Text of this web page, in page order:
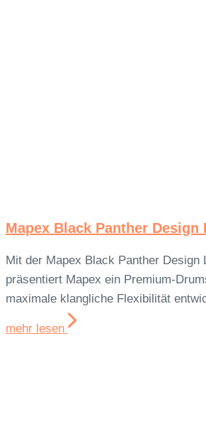
Mapex Black Panther Design
Mit der Mapex Black Panther Design
präsentiert Mapex ein Premium-
maximale klangliche Flexibilität
mehr lesen